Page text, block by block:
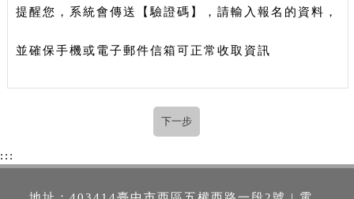
提醒您，系統會傳送【驗證碼】，請輸入報名的資料，
並確保手機或電子郵件信箱可正常收取資訊
:::